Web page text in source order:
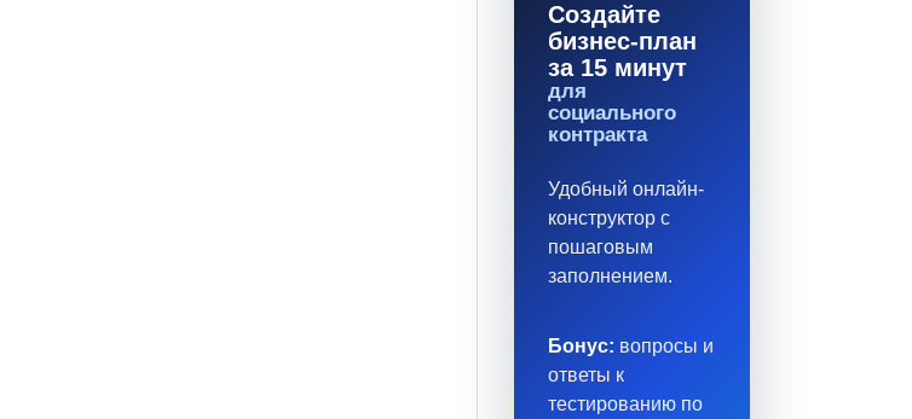
Создайте
бизнес-план
за 15 минут
для
социального
контракта
Удобный онлайн-
конструктор с
пошаговым
заполнением.
Бонус: вопросы и
ответы к
тестированию по